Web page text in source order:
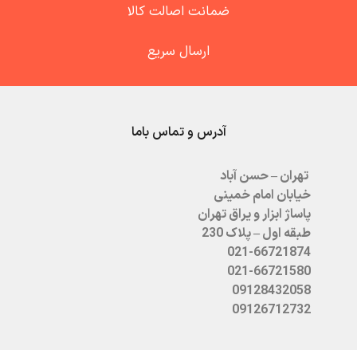
ضمانت اصالت کالا
ارسال سریع
آدرس و تماس باما
تهران – حسن آباد
خیابان امام خمینی
پاساژ ابزار و یراق تهران
طبقه اول – پلاک 230
021-66721874
021-66721580
09128432058
09126712732